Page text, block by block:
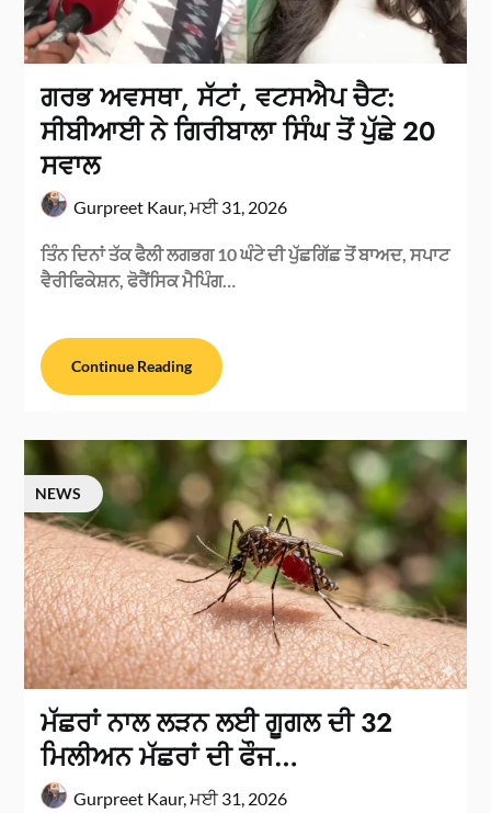
ਗਰਭ ਅਵਸਥਾ, ਸੱਟਾਂ, ਵਟਸਐਪ ਚੈਟ:
ਸੀਬੀਆਈ ਨੇ ਗਿਰੀਬਾਲਾ ਸਿੰਘ ਤੋਂ ਪੁੱਛੇ 20
ਸਵਾਲ
Gurpreet Kaur,ਮਈ 31, 2026
ਤਿੰਨ ਦਿਨਾਂ ਤੱਕ ਫੈਲੀ ਲਗਭਗ 10 ਘੰਟੇ ਦੀ ਪੁੱਛਗਿੱਛ ਤੋਂ ਬਾਅਦ, ਸਪਾਟ
ਵੈਰੀਫਿਕੇਸ਼ਨ, ਫੋਰੈਂਸਿਕ ਮੈਪਿੰਗ…
Continue Reading
NEWS
ਮੱਛਰਾਂ ਨਾਲ ਲੜਨ ਲਈ ਗੂਗਲ ਦੀ 32
ਮਿਲੀਅਨ ਮੱਛਰਾਂ ਦੀ ਫੌਜ…
Gurpreet Kaur,ਮਈ 31, 2026